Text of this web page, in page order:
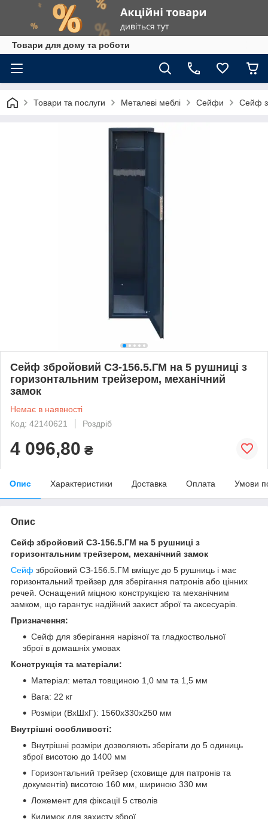
Товари для дому та роботи
Товари та послуги Металеві меблі Сейфи Сейф
Сейф збройовий СЗ-156.5.ГМ на 5 рушниці з
горизонтальним трейзером, механічний
замок
Немає в наявності
Код: 42140621
Роздріб
4 096,80 ₴
Опис Характеристики Доставка Оплата Умови
Опис
Сейф збройовий СЗ-156.5.ГМ на 5 рушниці з
горизонтальним трейзером, механічний замок
Сейф збройовий СЗ-156.5.ГМ вміщує до 5 рушниць і має
горизонтальний трейзер для зберігання патронів або цінних
речей. Оснащений міцною конструкцією та механічним
замком, що гарантує надійний захист зброї та аксесуарів.
Призначення:
Сейф для зберігання нарізної та гладкоствольної
зброї в домашніх умовах
Конструкція та матеріали:
Матеріал: метал товщиною 1,0 мм та 1,5 мм
Вага: 22 кг
Розміри (ВхШхГ): 1560х330х250 мм
Внутрішні особливості:
Внутрішні розміри дозволяють зберігати до 5 одиниць
зброї висотою до 1400 мм
Горизонтальний трейзер (сховище для патронів та
документів) висотою 160 мм, шириною 330 мм
Ложемент для фіксації 5 стволів
Килимок для захисту зброї